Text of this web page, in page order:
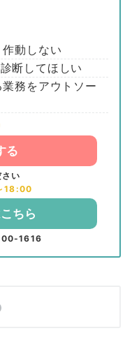
動しない
断してほしい
務をアウトソー
る
い
18:00
ちら
00-1616